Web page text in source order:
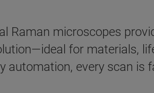
Raman microscopes
for materials,
automation, every scan is